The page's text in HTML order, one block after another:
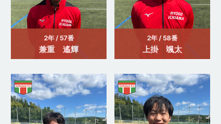
2年 / 57番
兼重 遙輝
2年 / 58番
上掛 颯太